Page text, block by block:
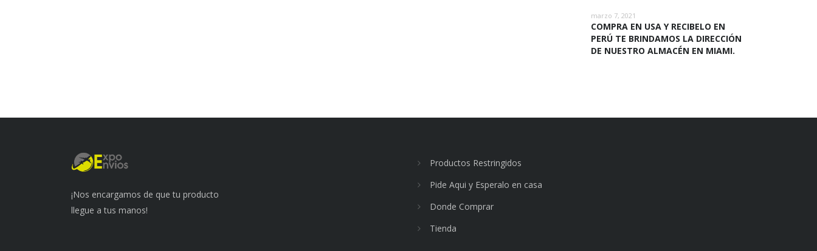
marzo 7, 2021
COMPRA EN USA Y RECIBELO EN
PERÚ TE BRINDAMOS LA DIRECCIÓN
DE NUESTRO ALMACÉN EN MIAMI.
¡Nos encargamos de que tu producto
llegue a tus manos!
Productos Restringidos
Pide Aqui y Esperalo en casa
Donde Comprar
Tienda